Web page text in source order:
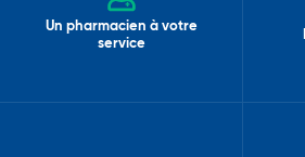
Un pharmacien à votre
service